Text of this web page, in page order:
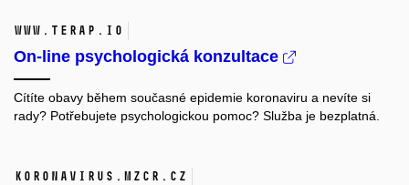
www.terap.io
On-line psychologická konzultace
Cítíte obavy během současné epidemie koronaviru a nevíte si
rady? Potřebujete psychologickou pomoc? Služba je bezplatná.
koronavirus.mzcr.cz